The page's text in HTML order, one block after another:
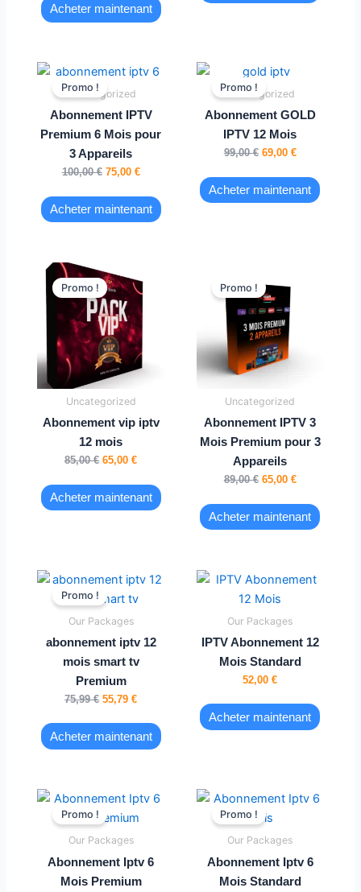
Acheter maintenant
Promo !
Uncategorized
Abonnement IPTV
Premium 6 Mois pour
3 Appareils
100,00€
Le
initial
était :
100,00 €.
75,00 €
Le
est :
75,00 €.
Acheter maintenant
Promo !
Uncategorized
Abonnement GOLD
IPTV 12 Mois
99,00€
Le
prix
initial
était :
99,00 €.
69,00 €
est :
69,00 €.
Acheter maintenant
Promo !
Uncategorized
Abonnement vip iptv
12 mois
85,00€
Le
prix
initial
était :
85,00 €.
65,00€
prix
actuel
est :
65,00 €.
Acheter maintenant
Promo !
Uncategorized
Abonnement IPTV 3
Mois Premium pour 3
Appareils
89,00€
prix
initial
était :
89,00 €.
65,00 €
Acheter maintenant
Promo !
Our Packages
abonnement iptv 12
mois smart tv
Premium
75,99€
Le
initial
était :
75,99 €.
55,79€
Le
actuel
Acheter maintenant
Our Packages
IPTV Abonnement 12
Mois Standard
52,00€
Acheter maintenant
Promo !
Our Packages
Abonnement Iptv 6
Mois Premium
Le
initial
était :
62,99 €.
Le
actuel
Promo !
Our Packages
Abonnement Iptv 6
Mois Standard
Le
initial
était :
55,89 €.
Le